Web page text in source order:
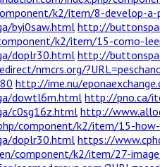
k2/item/8-develop-
byi0saw.html http://
k2/item/15-como-
doplr30.html http://
nmcrs.org/
http://ime.nu/
dowtl6m.html http://pno.ca/
c0sg16z.html http://
component/k2/item/15-
doplr30.html https://
component/k2/item/27-